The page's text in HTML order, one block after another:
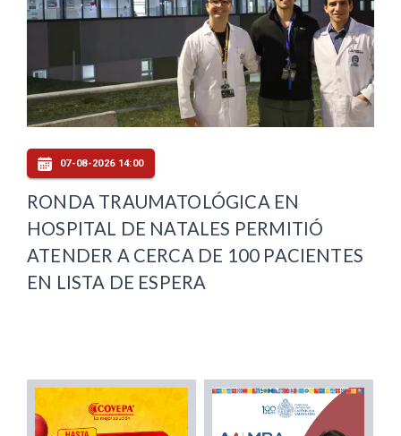
07-08-2026 14:00
RONDA TRAUMATOLÓGICA EN
HOSPITAL DE NATALES PERMITIÓ
ATENDER A CERCA DE 100 PACIENTES
EN LISTA DE ESPERA